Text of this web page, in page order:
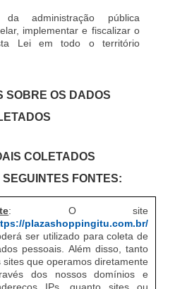
da administração pública
implementar e fiscalizar o
Lei em todo o território
SOBRE OS DADOS
COLETADOS
FONTES:
: O site
plazashoppingitu.com.br/
ser utilizado para coleta de
pessoais. Além disso, tanto
sites que operamos diretamente
dos nossos domínios e